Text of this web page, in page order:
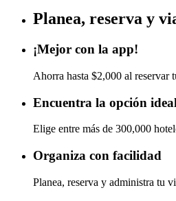
Planea, reserva y
¡Mejor con la app!
Ahorra hasta $2,000 al reservar
Encuentra la opción ideal
Elige entre más de 300,000
Organiza con facilidad
Planea, reserva y administra tu